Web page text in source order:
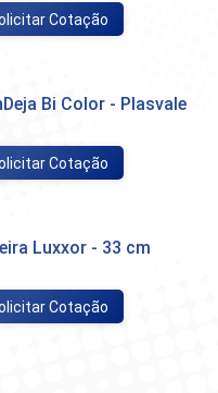
Cotação
Bi Color - Plasvale
Cotação
Luxxor - 33 cm
Cotação